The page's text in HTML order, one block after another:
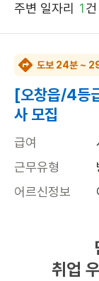
주변 일자리 1건
도보 24분 ~
[오창읍/4등
사 모집
급여
근무유형
어르신정보
높은급여 초보가능
취업